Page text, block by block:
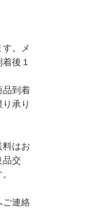
。メ
後１
品到着
承り
料はお
品交
ご連絡